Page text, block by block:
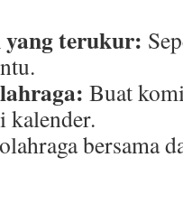
terukur:
Buat
kalender.
bersama